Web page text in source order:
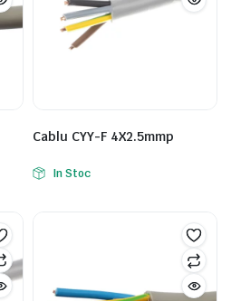
Cablu CYY-F 4X2.5mmp
In Stoc